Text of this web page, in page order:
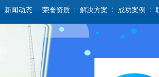
新闻动态 荣誉资质 解决方案 成功案例